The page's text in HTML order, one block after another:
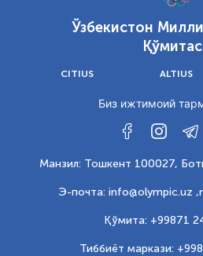
Ўзбекистон
CITIUS ALTIUS
Биз ижтимоий
Манзил: Тошкент 100027,
Э-почта: info@olympic.uz ,
Қўмита: +99871
Тиббиёт маркази: